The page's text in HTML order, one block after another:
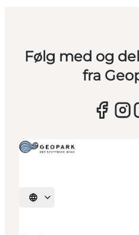
Følg med og
fra
Vælg sprog